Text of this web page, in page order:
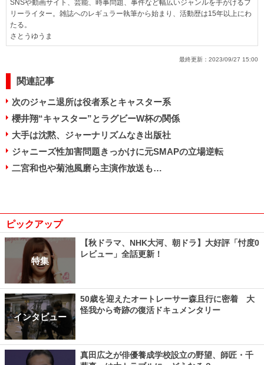
SNSや動画サイト、芸能、時事問題、事件など幅広いジャンルを手がけるフ
リーライター。雑誌へのレギュラー執筆から始まり、活動歴は15年以上にわ
たる。
さとうゆうま
最終更新： 2023/09/27 15:00
関連記事
次のジャニ退所は役者系とキャスター系
櫻井翔“キャスター”とラグビーW杯の関係
大手は沈黙、ジャーナリズムなき出版社
ジャニーズ性加害問題きっかけに元SMAPの立場逆転
二宮和也や菊池風磨ら主演作放送も…
ピックアップ
特集
【秋ドラマ、NHK大河、朝ドラ】大好評「忖度0
レビュー」全話更新！
インタビュー
50歳を迎えたオートレーサー森且行に密着 大
怪我から奇跡の復活ドキュメンタリー
真田広之が俳優養成学校設立の野望、師匠・千